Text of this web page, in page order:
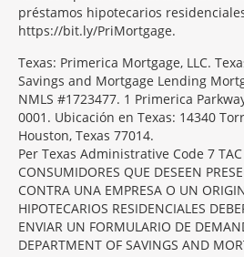
préstamos hipotecarios
https://bit.ly/PriMortgage.
Texas: Primerica Mortgage, LLC.
Savings and Mortgage Lending
NMLS #1723477. 1 Primerica
0001. Ubicación en Texas: 14340
Houston, Texas 77014.
Per Texas Administrative Code 7 TAC
CONSUMIDORES QUE DESEEN
CONTRA UNA EMPRESA O UN
HIPOTECARIOS RESIDENCIALES
ENVIAR UN FORMULARIO DE
DEPARTMENT OF SAVINGS AND